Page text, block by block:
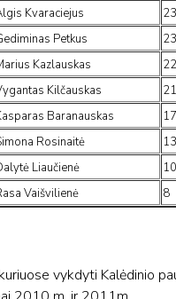
Kvaraciejus 23
Petkus 23
Kazlauskas 22
Kilčauskas 21
Baranauskas 17
Rosinaitė 13
Liaučienė 10
Vaišvilienė 8
vykdyti Kalėdinio